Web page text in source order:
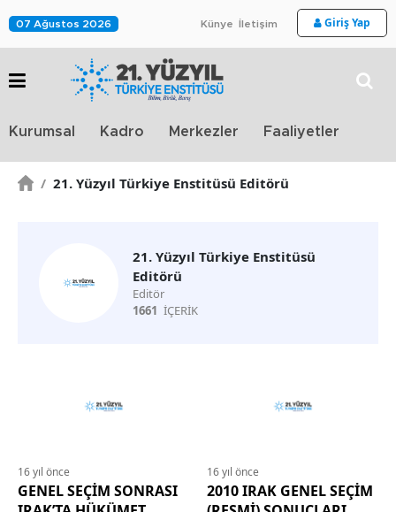
07 Ağustos 2026 Künye İletişim Giriş Yap
Kurumsal Kadro Merkezler Faaliyetler
/ 21. Yüzyıl Türkiye Enstitüsü Editörü
21. Yüzyıl Türkiye Enstitüsü
Editörü
Editör
1661 İÇERİK
16 yıl önce
GENEL SEÇİM SONRASI
16 yıl önce
2010 IRAK GENEL SEÇİM